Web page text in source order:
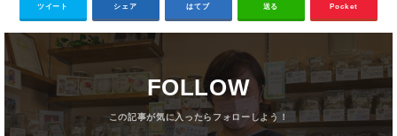
ツイート シェア はてブ 送る Pocket
FOLLOW